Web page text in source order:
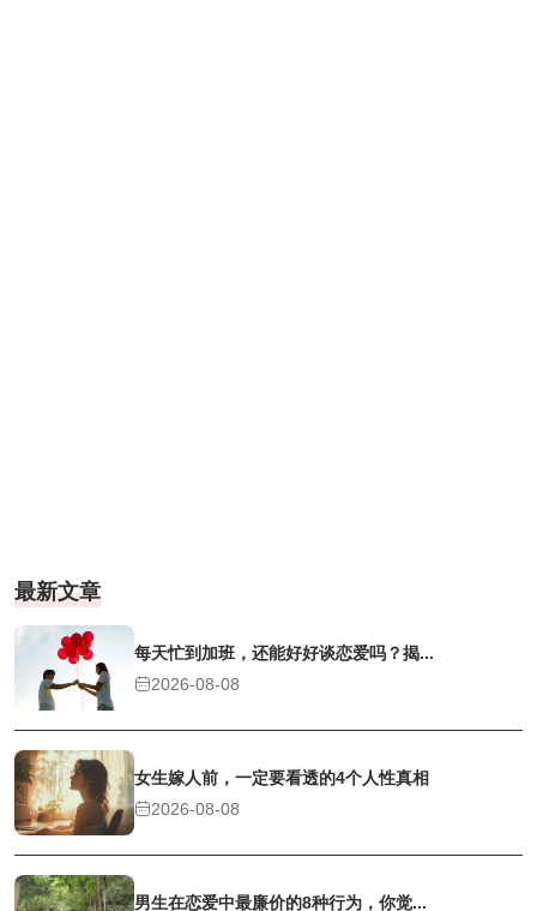
最新文章
每天忙到加班，还能好好谈恋爱吗？揭...
2026-08-08
女生嫁人前，一定要看透的4个人性真相
2026-08-08
男生在恋爱中最廉价的8种行为，你觉...